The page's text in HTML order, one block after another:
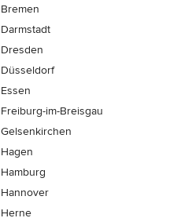
Bremen
Darmstadt
Dresden
Düsseldorf
Essen
Freiburg-im-Breisgau
Gelsenkirchen
Hagen
Hamburg
Hannover
Herne